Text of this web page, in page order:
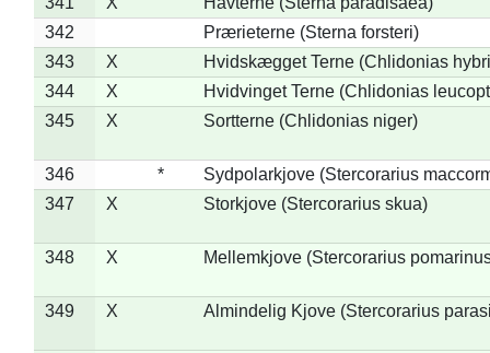
342
Prærieterne (Sterna forsteri)
343
X
Hvidskægget Terne (Chlidonias
344
X
Hvidvinget Terne (Chlidonias
345
X Sortterne (Chlidonias niger)
346 *
Sydpolarkjove (Stercorarius
347
X Storkjove (Stercorarius skua)
348 X Mellemkjove (Stercorarius
349 X Almindelig Kjove (Stercorarius